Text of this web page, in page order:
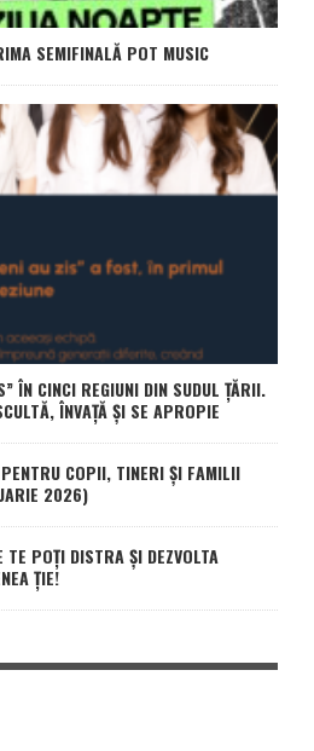
SEMIFINALĂ POT MUSIC
ÎN CINCI REGIUNI DIN SUDUL ȚĂRII.
ÎNVAȚĂ ȘI SE APROPIE
PENTRU COPII, TINERI ȘI FAMILII
2026)
POȚI DISTRA ȘI DEZVOLTA
ȚIE!